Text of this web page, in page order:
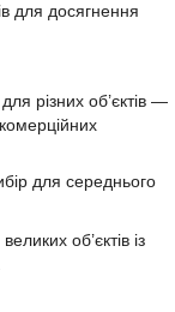
для досягнення
різних об’єктів —
для середнього
об’єктів із